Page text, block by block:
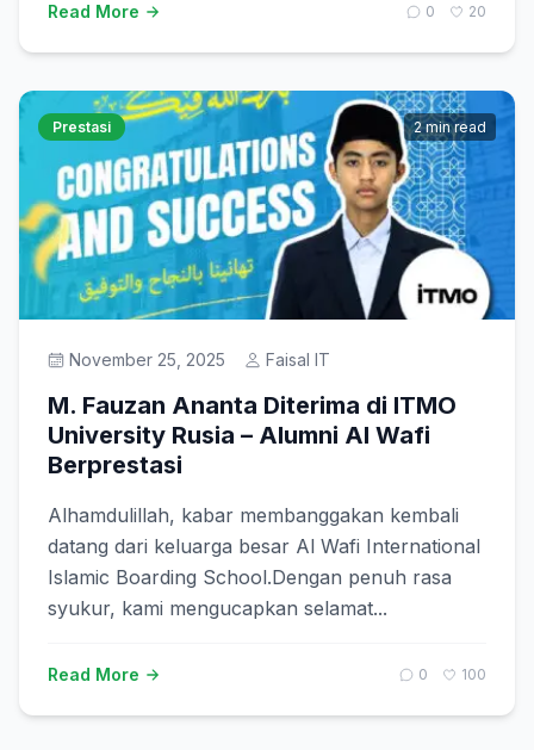
Read More 0 20
Prestasi 2 min read
November 25, 2025 Faisal IT
M. Fauzan Ananta Diterima di ITMO
University Rusia – Alumni Al Wafi
Berprestasi
Alhamdulillah, kabar membanggakan kembali
datang dari keluarga besar Al Wafi International
Islamic Boarding School.Dengan penuh rasa
syukur, kami mengucapkan selamat...
Read More 0 100